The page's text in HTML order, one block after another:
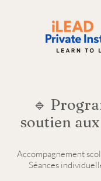
🔹
soutien
Accompagnement
Séances